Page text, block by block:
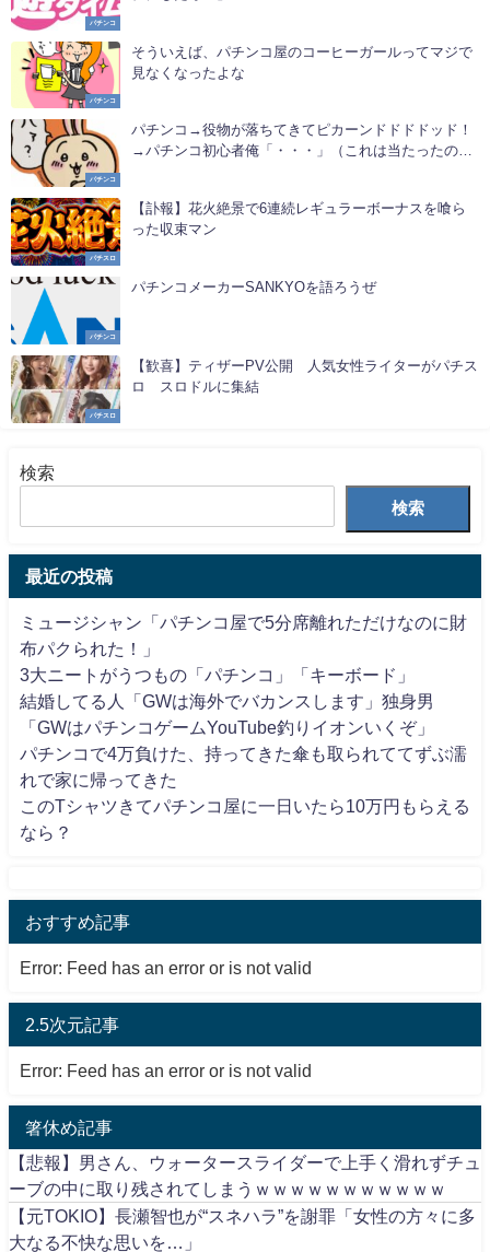
パチンコ
パチンコ
そういえば、パチンコ屋のコーヒーガールってマジで
見なくなったよな
パチンコ
パチンコ→役物が落ちてきてピカーンドドドドッド！
→パチンコ初心者俺「・・・」（これは当たったの
パチスロ
【訃報】花火絶景で6連続レギュラーボーナスを喰ら
った収束マン
パチンコ
パチンコメーカーSANKYOを語ろうぜ
パチスロ
【歓喜】ティザーPV公開 人気女性ライターがパチス
ロ スロドルに集結
検索
検索
最近の投稿
ミュージシャン「パチンコ屋で5分席離れただけなのに財
布パクられた！」
3大ニートがうつもの「パチンコ」「キーボード」
結婚してる人「GWは海外でバカンスします」独身男
「GWはパチンコゲームYouTube釣りイオンいくぞ」
パチンコで4万負けた、持ってきた傘も取られててずぶ濡
れで家に帰ってきた
このTシャツきてパチンコ屋に一日いたら10万円もらえる
なら？
おすすめ記事
Error: Feed has an error or is not valid
2.5次元記事
Error: Feed has an error or is not valid
箸休め記事
【悲報】男さん、ウォータースライダーで上手く滑れずチュ
ーブの中に取り残されてしまうｗｗｗｗｗｗｗｗｗｗｗ
【元TOKIO】長瀬智也が“スネハラ”を謝罪「女性の方々に多
大なる不快な思いを…」